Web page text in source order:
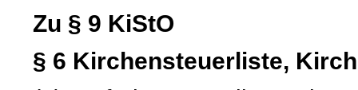
Zu § 9 KiStO
§ 6 Kirchensteuerliste,